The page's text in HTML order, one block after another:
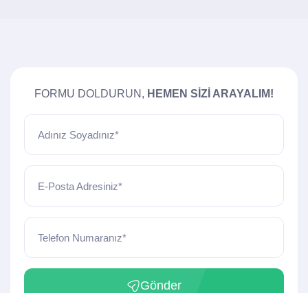
FORMU DOLDURUN, HEMEN SIZI ARAYALIM!
Adınız Soyadınız*
E-Posta Adresiniz*
Telefon Numaranız*
Gönder